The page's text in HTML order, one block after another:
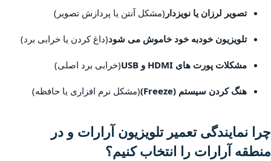
تصویر لرزان یا نویزدار (مشکل آنتن یا پردازش تصویر)
تلویزیون خودبه خود خاموش می شود(داغ کردن یا خرابی برد)
مشکلات پورت های HDMI و USB (خرابی برد اصلی)
هنگ کردن سیستم (Freeze) (مشکل نرم افزاری یا حافظه)
چرا نمایندگی تعمیر تلویزیون آرارات و در
منطقه آرارات را انتخاب کنیم؟